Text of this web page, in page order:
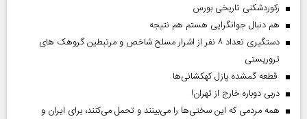
رکوردشکنی تاریخی بورس
هم دنبال جوانگرایی هستم هم نتیجه
دستگیری تعداد ۸ نفر از اشرار مسلح شاخص و مرتبطین گروهک های
تروریستی
قطعه گمشده پازل کهکشانی‌ها
دربی دوباره خارج از تهران!
همه مردمی که این سختی‌ها را می‌بینند و تحمل می‌کنند، برای ایران و